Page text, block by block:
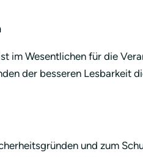
im Wesentlichen für die
der besseren Lesbarkeit
und zum